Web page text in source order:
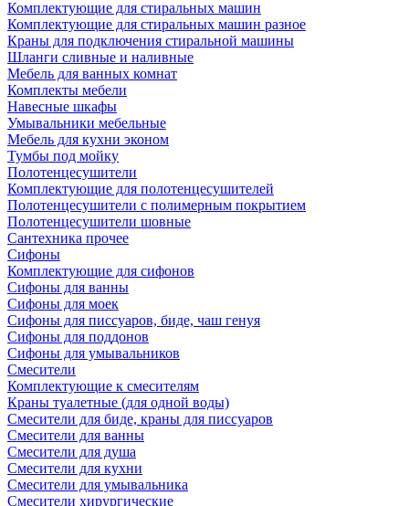
Комплектующие для стиральных машин
Комплектующие для стиральных машин разное
Краны для подключения стиральной машины
Шланги сливные и наливные
Мебель для ванных комнат
Комплекты мебели
Навесные шкафы
Умывальники мебельные
Мебель для кухни эконом
Тумбы под мойку
Полотенцесушители
Комплектующие для полотенцесушителей
Полотенцесушители с полимерным покрытием
Полотенцесушители шовные
Сантехника прочее
Сифоны
Комплектующие для сифонов
Сифоны для ванны
Сифоны для моек
Сифоны для писсуаров, биде, чаш генуя
Сифоны для поддонов
Сифоны для умывальников
Смесители
Комплектующие к смесителям
Краны туалетные (для одной воды)
Смесители для биде, краны для писсуаров
Смесители для ванны
Смесители для душа
Смесители для кухни
Смесители для умывальника
Смесители хирургические